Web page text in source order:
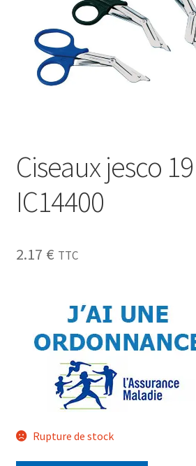
Vêtements & Chaussures
Sécurité
Ciseaux jesco
IC14400
2.17 € TTC
Rupture de stock